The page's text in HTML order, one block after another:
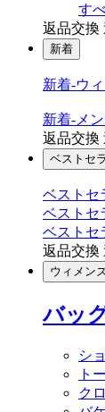
す
返品交換
新着
新着-ウ
新着-メ
返品交換
ベストセ
ベストセ
ベストセ
ベストセ
返品交換
ウィメン
バッ
シ
ト
ク